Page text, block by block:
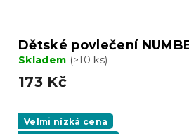
Dětské povlečení
Skladem (>10 ks)
173 Kč
Velmi nízká cena